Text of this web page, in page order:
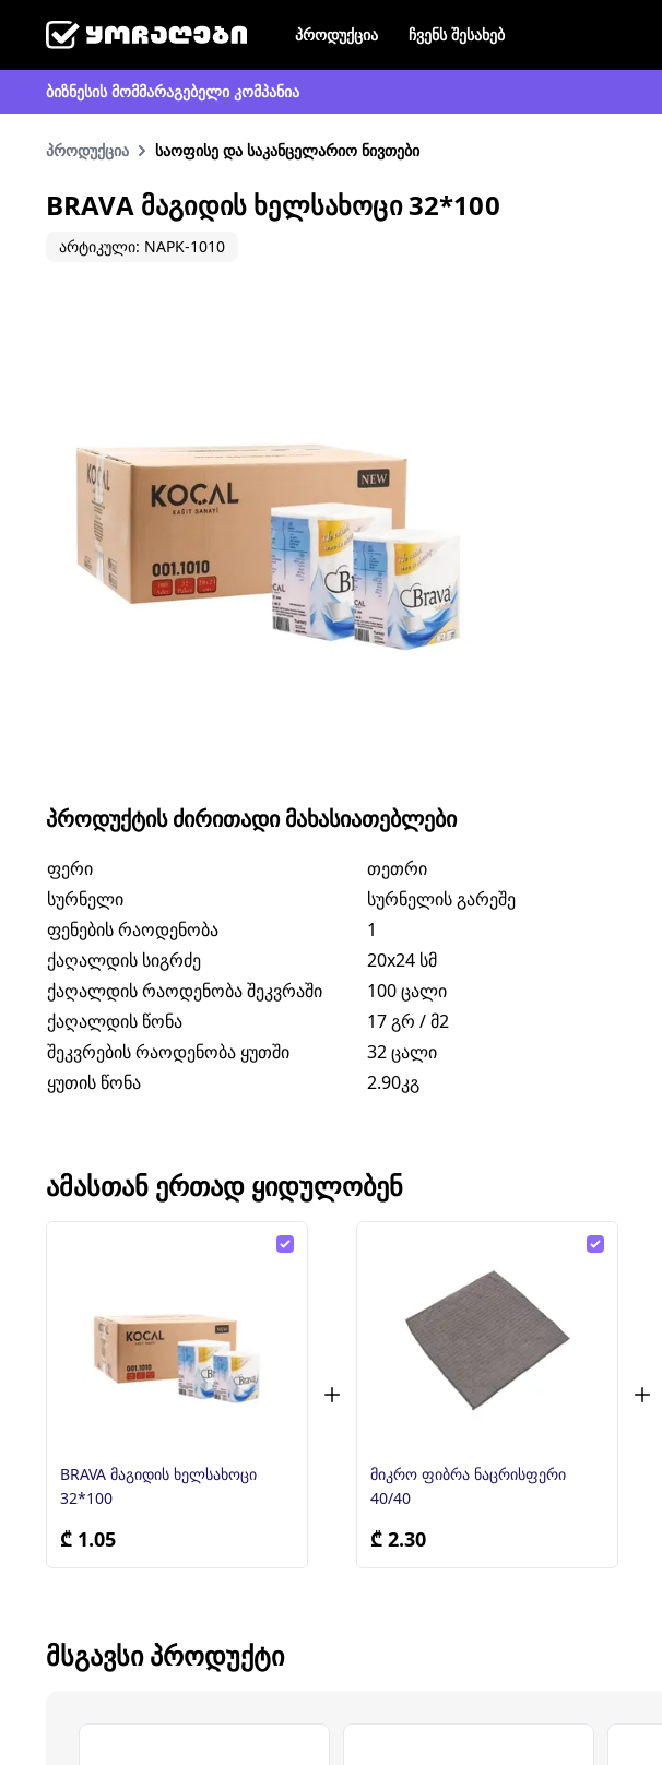
პროდუქცია ჩვენს შესახებ
ბიზნესის მომმარაგებელი კომპანია
პროდუქცია საოფისე და საკანცელარიო ნივთები
BRAVA ᲛᲐᲒᲘᲓᲘᲡ ᲮᲔᲚᲡᲐᲮᲝᲪᲘ 32*100
არტიკული: NAPK-1010
ᲞᲠᲝᲓᲣᲥᲢᲘᲡ ᲫᲘᲠᲘᲗᲐᲓᲘ ᲛᲐᲮᲐᲡᲘᲐᲗᲔᲑᲚᲔᲑᲘ
ფერი
თეთრი
სურნელი
სურნელის გარეშე
ფენების რაოდენობა
1
ქაღალდის სიგრძე
20x24 სმ
ქაღალდის რაოდენობა შეკვრაში
100 ცალი
ქაღალდის წონა
17 გრ / მ2
შეკვრების რაოდენობა ყუთში
32 ცალი
ყუთის წონა
2.90კგ
ᲐᲛᲐᲡᲗᲐᲜ ᲔᲠᲗᲐᲓ ᲧᲘᲓᲣᲚᲝᲑᲔᲜ
BRAVA მაგიდის ხელსახოცი
32*100
₾ 1.05
მიკრო ფიბრა ნაცრისფერი
40/40
₾ 2.30
ᲛᲡᲒᲐᲕᲡᲘ ᲞᲠᲝᲓᲣᲥᲢᲘ